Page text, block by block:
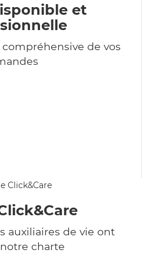
et
de vos
auxiliaires de vie ont
charte